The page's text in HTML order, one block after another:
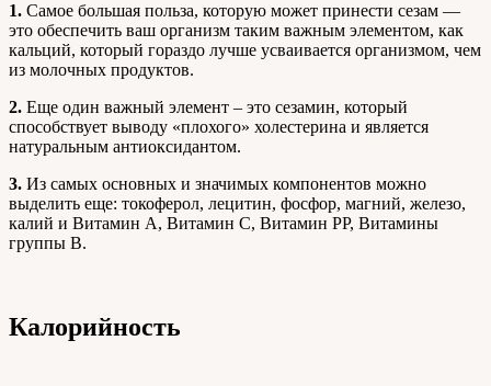
1. Самое большая польза, которую может принести сезам —
это обеспечить ваш организм таким важным элементом, как
кальций, который гораздо лучше усваивается организмом, чем
из молочных продуктов.
2. Еще один важный элемент – это сезамин, который
способствует выводу «плохого» холестерина и является
натуральным антиоксидантом.
3. Из самых основных и значимых компонентов можно
выделить еще: токоферол, лецитин, фосфор, магний, железо,
калий и Витамин А, Витамин С, Витамин РР, Витамины
группы В.
Калорийность